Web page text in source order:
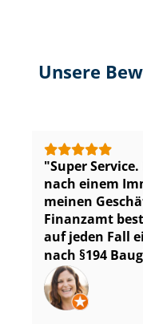
Unsere
Super
nach einem
meinen
Finanzamt
auf jeden Fall
nach §194